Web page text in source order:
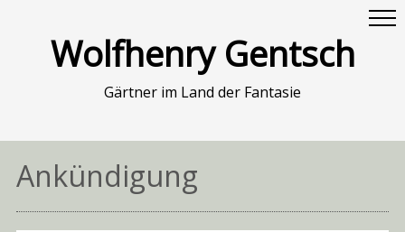
Wolfhenry Gentsch
Gärtner im Land der Fantasie
Ankündigung